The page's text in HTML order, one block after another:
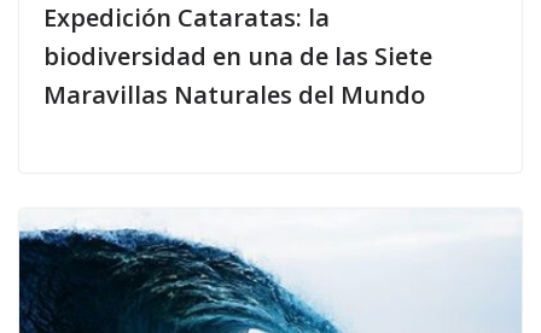
Expedición Cataratas: la
biodiversidad en una de las Siete
Maravillas Naturales del Mundo